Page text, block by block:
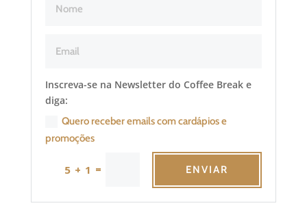
Inscreva-se na Newsletter do Coffee Break e
diga:
Quero receber emails com cardápios e
promoções
5 + 1 = ENVIAR